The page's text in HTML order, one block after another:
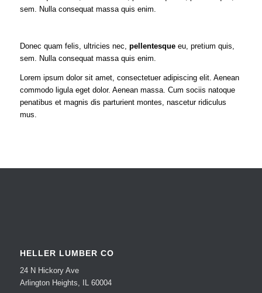
sem. Nulla consequat massa quis enim.
Donec quam felis, ultricies nec, pellentesqueeu, pretium quis,
sem. Nulla consequat massa quis enim.
Lorem ipsum dolor sit amet, consectetuer adipiscing elit. Aenean
commodo ligula eget dolor. Aenean massa. Cum sociis natoque
penatibus et magnis dis parturient montes, nascetur ridiculus
mus.
HELLER LUMBER CO
24 N Hickory Ave
Arlington Heights, IL 60004